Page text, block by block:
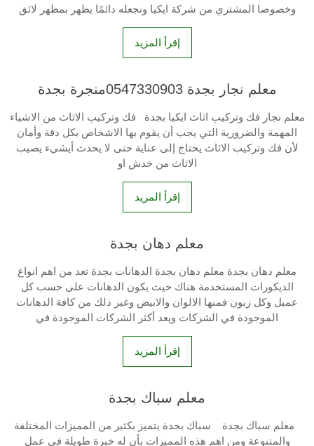
وخصوصا المشتري من شركة ايكيا ونجعله دائمًا يظهر بمظهر لائق
إقرأ المزيد
معلم نجار بجدة 0547330903منجرة بجدة
معلم نجار فك وتركيب اثاث ايكيا بجدة فك وتركيب الاثاث من الاشياء
المهمة والضرورية التي يجب أن يقوم بها الاشخاص بكل دقة وأمان
لأن فك وتركيب الاثاث يحتاج إلى عناية حتى لا يحدث أيشيء يصيب
الاثاث من خدش او
إقرأ المزيد
معلم دهان بجدة
معلم دهان بجدة معلم دهان بجدة الدهانات بجدة تعد من اهم انواع
الديكورات المستخدمة هناك حيث يكون الدهانات على حسب كل
عميل وكل زبون فمنها الالوان والابيض وغير ذلك من كافة الدهانات
الموجودة في الشركات ويعد أكثر الشركات الموجودة في
إقرأ المزيد
معلم سباك بجدة
معلم سباك بجدة سباك بجدة يتميز بكثير من المميزات المختلفة
والمتنوعة ومن اهم هذه المميزات بأن له خبرة طويلة في عمل